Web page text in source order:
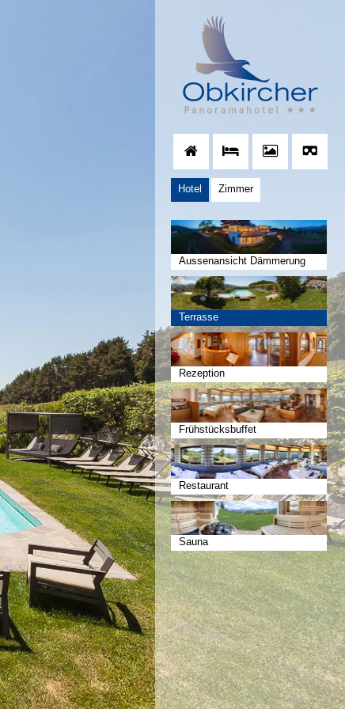
Hotel Zimmer
Aussenansicht Dämmerung
Terrasse
Rezeption
Frühstücksbuffet
Restaurant
Sauna